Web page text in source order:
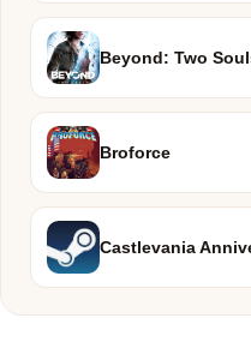
Beyond: Two
Broforce
Castlevania